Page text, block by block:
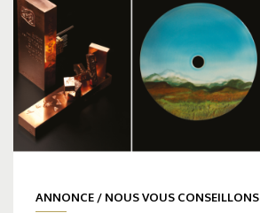
ANNONCE / NOUS VOUS CONSEILLONS